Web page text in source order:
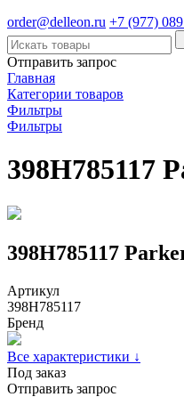
order@delleon.ru +7 (977)
Отправить запрос
Главная
Категории товаров
Фильтры
Фильтры
398H785117
398H785117
Артикул
398H785117
Бренд
Все характеристики ↓
Под заказ
Отправить запрос